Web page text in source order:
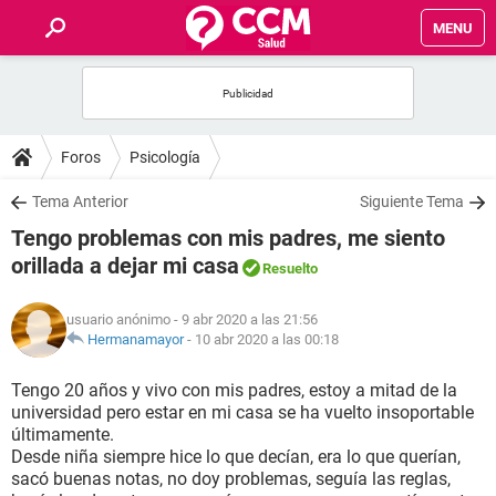
MENU
FOROS
SALUD
FAMILIA
NUTRICIÓN
SEXUALIDAD
GLOSARIO
Foros Psicología
Tema Anterior Siguiente Tema
Tengo problemas con mis padres, me siento
orillada a dejar mi casa
Resuelto
usuario anónimo - 9 abr 2020 a las 21:56
Hermanamayor- 10 abr 2020 a las 00:18
Tengo 20 años y vivo con mis padres, estoy a mitad de la
universidad pero estar en mi casa se ha vuelto insoportable
últimamente.
Desde niña siempre hice lo que decían, era lo que querían,
sacó buenas notas, no doy problemas, seguía las reglas,